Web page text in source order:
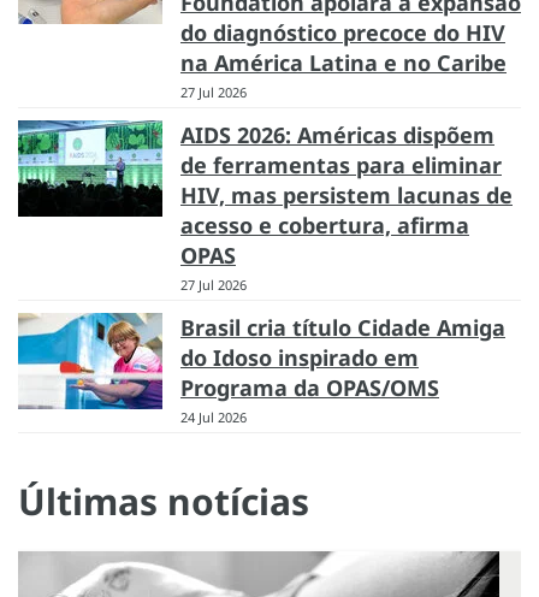
do diagnóstico precoce do HIV
na América Latina e no Caribe
27 Jul 2026
AIDS 2026: Américas dispõem
de ferramentas para eliminar
HIV, mas persistem lacunas de
acesso e cobertura, afirma
OPAS
27 Jul 2026
Brasil cria título Cidade Amiga
do Idoso inspirado em
Programa da OPAS/OMS
24 Jul 2026
Últimas notícias